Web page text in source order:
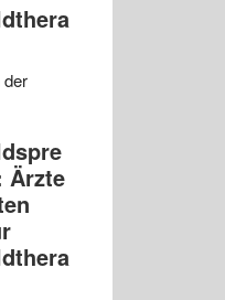
der
Ärzte